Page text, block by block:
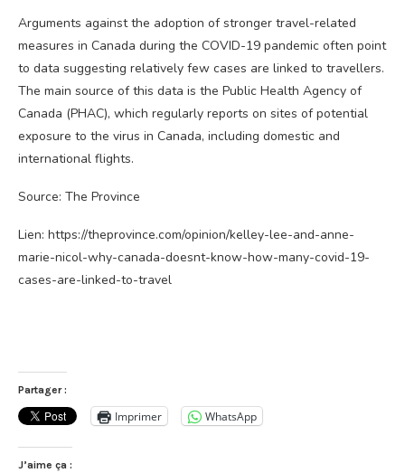
Arguments against the adoption of stronger travel-related
measures in Canada during the COVID-19 pandemic often point
to data suggesting relatively few cases are linked to travellers.
The main source of this data is the Public Health Agency of
Canada (PHAC), which regularly reports on sites of potential
exposure to the virus in Canada, including domestic and
international flights.
Source: The Province
Lien: https://theprovince.com/opinion/kelley-lee-and-anne-
marie-nicol-why-canada-doesnt-know-how-many-covid-19-
cases-are-linked-to-travel
Partager :
Imprimer WhatsApp
J’aime ça :